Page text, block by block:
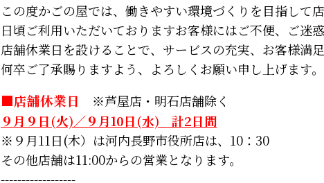
この度かごの屋では、働きやすい環境づくりを目指して
日頃ご利用いただいておりますお客様にはご不便、ご迷
店舗休業日を設けることで、サービスの充実、お客様満
何卒ご了承賜りますよう、よろしくお願い申し上げます。
■店舗休業日
※芦屋店・明石店舗除く
９月９日(火)／９月10日(水) 計2日間
※９月11日(木）は河内長野市役所店は、10：30
その他店舗は11:00からの営業となります。
------------------